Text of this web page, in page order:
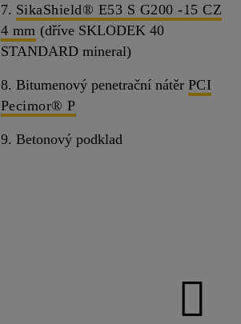
7. SikaShield® E53 S G200 -15 CZ
4 mm (dříve SKLODEK 40
STANDARD mineral)
8. Bitumenový penetrační nátěr PCI
Pecimor® P
9. Betonový podklad